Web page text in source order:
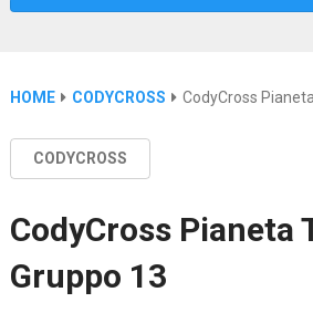
HOME CODYCROSS CodyCross
CODYCROSS
CodyCross Pianeta
Gruppo 13